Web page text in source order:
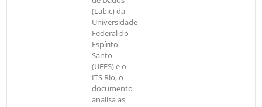
(Labic) da
Universidade
Federal do
Espírito
Santo
(UFES) e o
ITS Rio, o
documento
analisa as